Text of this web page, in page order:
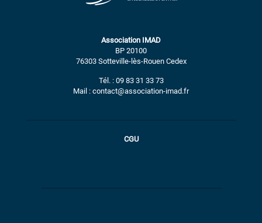
Association IMAD
BP 20100
76303 Sotteville-lès-Rouen Cedex
Tél. : 09 83 31 33 73
Mail : contact@association-imad.fr
CGU